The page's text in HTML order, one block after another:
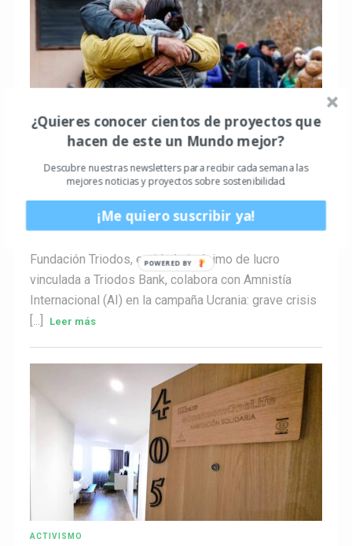
Fundación Triodos y Amnistía Internacional
proteger a la población civil de Ucrania
Fundación Triodos, entidad sin ánimo de lucro
vinculada a Triodos Bank, colabora con Amnistía
Internacional (AI) en la campaña Ucrania: grave crisis
[...]
Leer más
ACTIVISMO
¿Quieres conocer cientos de proyectos que
hacen de este un Mundo mejor?
Descubre nuestras newsletters para recibir cada semana las
mejores noticias y proyectos sobre sostenibilidad.
¡Me quiero suscribir ya!